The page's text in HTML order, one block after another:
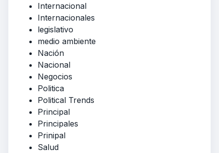
Internacional
Internacionales
legislativo
medio ambiente
Nación
Nacional
Negocios
Politica
Political Trends
Principal
Principales
Prinipal
Salud